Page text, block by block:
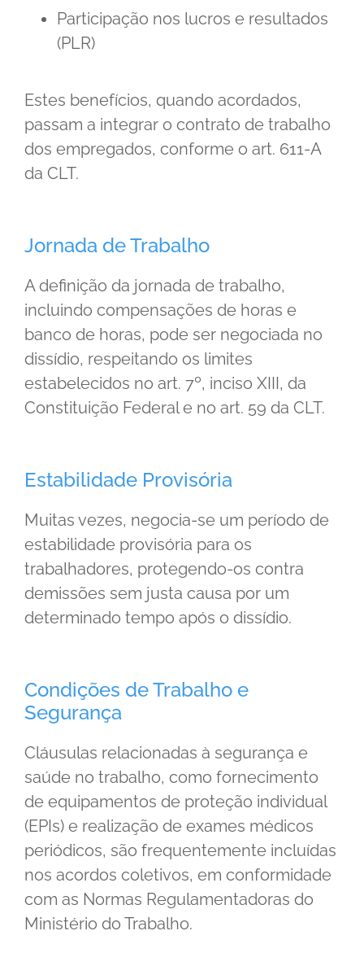
Participação nos lucros e resultados
(PLR)
Estes benefícios, quando acordados,
passam a integrar o contrato de trabalho
dos empregados, conforme o art. 611-A
da CLT.
Jornada de Trabalho
A definição da jornada de trabalho,
incluindo compensações de horas e
banco de horas, pode ser negociada no
dissídio, respeitando os limites
estabelecidos no art. 7º, inciso XIII, da
Constituição Federal e no art. 59 da CLT.
Estabilidade Provisória
Muitas vezes, negocia-se um período de
estabilidade provisória para os
trabalhadores, protegendo-os contra
demissões sem justa causa por um
determinado tempo após o dissídio.
Condições de Trabalho e
Segurança
Cláusulas relacionadas à segurança e
saúde no trabalho, como fornecimento
de equipamentos de proteção individual
(EPIs) e realização de exames médicos
periódicos, são frequentemente incluídas
nos acordos coletivos, em conformidade
com as Normas Regulamentadoras do
Ministério do Trabalho.